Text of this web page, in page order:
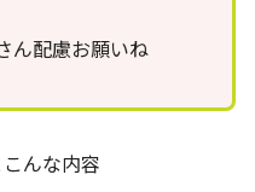
ん配慮お願いね
んな内容